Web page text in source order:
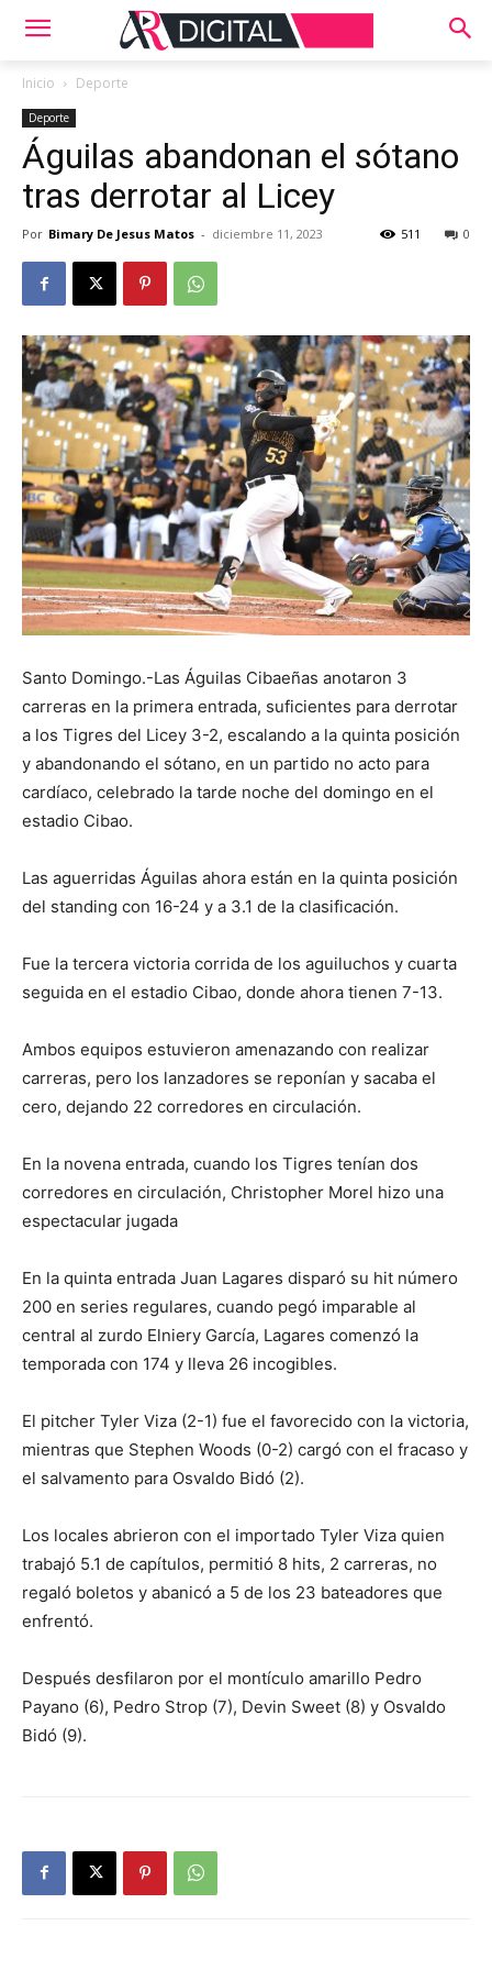
Inicio Deporte
Deporte
Águilas abandonan el sótano
tras derrotar al Licey
Por Bimary De Jesus Matos - diciembre 11, 2023 0
511
Santo Domingo.-Las Águilas Cibaeñas anotaron 3
carreras en la primera entrada, suficientes para derrotar
a los Tigres del Licey 3-2, escalando a la quinta posición
y abandonando el sótano, en un partido no acto para
cardíaco, celebrado la tarde noche del domingo en el
estadio Cibao.
Las aguerridas Águilas ahora están en la quinta posición
del standing con 16-24 y a 3.1 de la clasificación.
Fue la tercera victoria corrida de los aguiluchos y cuarta
seguida en el estadio Cibao, donde ahora tienen 7-13.
Ambos equipos estuvieron amenazando con realizar
carreras, pero los lanzadores se reponían y sacaba el
cero, dejando 22 corredores en circulación.
En la novena entrada, cuando los Tigres tenían dos
corredores en circulación, Christopher Morel hizo una
espectacular jugada
En la quinta entrada Juan Lagares disparó su hit número
200 en series regulares, cuando pegó imparable al
central al zurdo Elniery García, Lagares comenzó la
temporada con 174 y lleva 26 incogibles.
El pitcher Tyler Viza (2-1) fue el favorecido con la victoria,
mientras que Stephen Woods (0-2) cargó con el fracaso y
el salvamento para Osvaldo Bidó (2).
Los locales abrieron con el importado Tyler Viza quien
trabajó 5.1 de capítulos, permitió 8 hits, 2 carreras, no
regaló boletos y abanicó a 5 de los 23 bateadores que
enfrentó.
Después desfilaron por el montículo amarillo Pedro
Payano (6), Pedro Strop (7), Devin Sweet (8) y Osvaldo
Bidó (9).